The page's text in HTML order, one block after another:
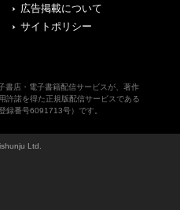
広告掲載について
サイトポリシー
書店・電子書籍配信サービスが、著作
許諾を得た正規版配信サービスである
録番号6091713号）です。
Ltd.